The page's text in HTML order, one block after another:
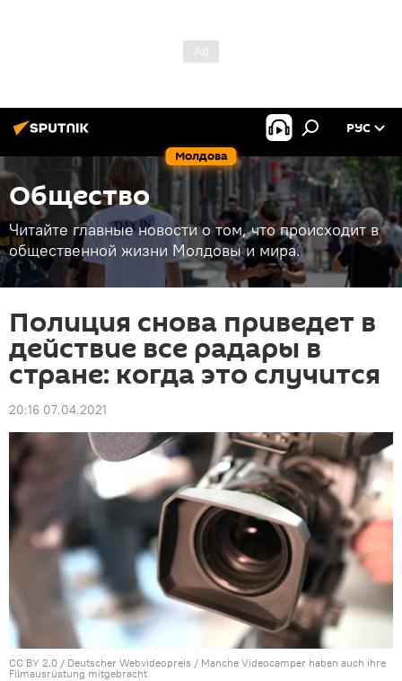
Молдова
РУС
Общество
Читайте главные новости о том, что происходит в
общественной жизни Молдовы и мира.
Полиция снова приведет в
действие все радары в
стране: когда это случится
20:16 07.04.2021
CC BY 2.0 / Deutscher Webvideopreis / Manche Videocamper haben auch ihre
Filmausrüstung mitgebracht